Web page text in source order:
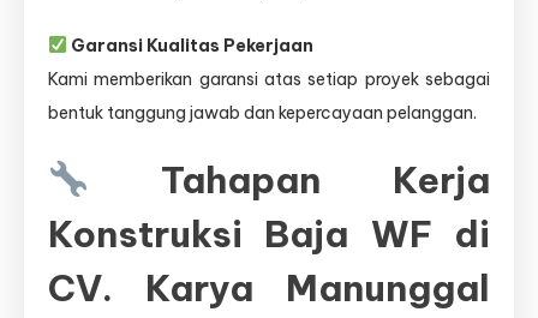
Garansi Kualitas Pekerjaan
Kami memberikan garansi atas setiap proyek sebagai
bentuk tanggung jawab dan kepercayaan pelanggan.
Tahapan Kerja
Konstruksi Baja WF di
CV. Karya Manunggal